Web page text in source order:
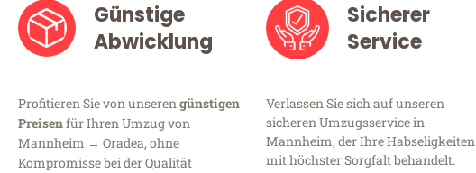
Günstige
Abwicklung
Profitieren Sie von unserengünstigen
Preisenfür Ihren Umzug von
Mannheim → Oradea, ohne
Kompromisse bei der Qualität
Sicherer
Service
Verlassen Sie sich auf unseren
sicheren Umzugsservice in
Mannheim, der Ihre Habseligkeiten
mit höchster Sorgfalt behandelt.